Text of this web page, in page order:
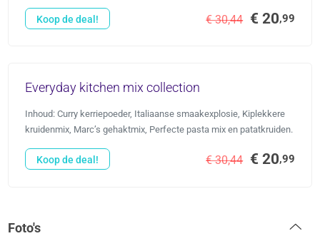
€ 30,44 € 20,99
Koop de deal!
Everyday kitchen mix collection
Inhoud: Curry kerriepoeder, Italiaanse smaakexplosie, Kiplekkere
kruidenmix, Marc’s gehaktmix, Perfecte pasta mix en patatkruiden.
€ 30,44 € 20,99
Koop de deal!
Foto's